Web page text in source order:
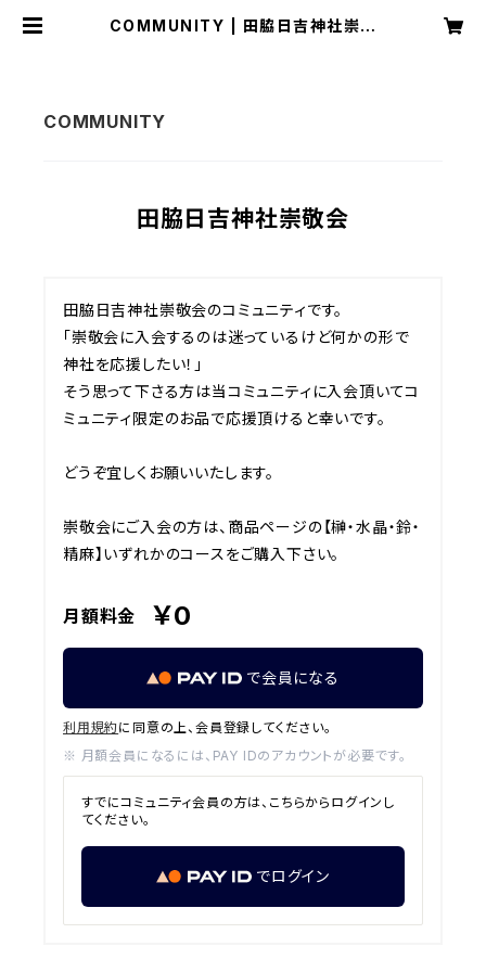
COMMUNITY | 田脇日吉神社崇敬
田脇日吉神社崇敬会
田脇日吉神社崇敬会のコミュニティです。
｢崇敬会に入会するのは迷っているけど何かの形で
神社を応援したい！｣
そう思って下さる方は当コミュニティに入会頂いてコ
ミュニティ限定のお品で応援頂けると幸いです。
どうぞ宜しくお願いいたします。
崇敬会にご入会の方は、商品ページの【榊・水晶・鈴・
精麻】いずれかのコースをご購入下さい。
月額料金 ￥0
で会員になる
利用規約に同意の上、会員登録してください。
※ 月額会員になるには、PAY IDのアカウントが必要です。
すでにコミュニティ会員の方は、こちらからログインし
てください。
でログイン